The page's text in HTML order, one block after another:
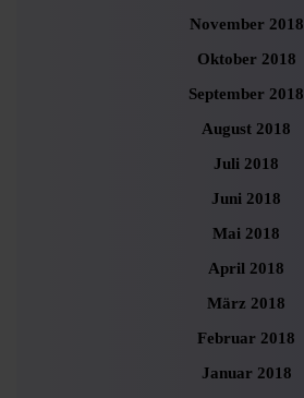
November 2018
Oktober 2018
September 2018
August 2018
Juli 2018
Juni 2018
Mai 2018
April 2018
März 2018
Februar 2018
Januar 2018